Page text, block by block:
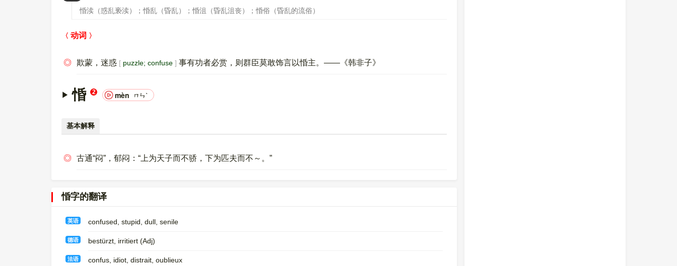
惛渎（惑乱亵渎）；惛乱（昏乱）；惛沮（昏乱沮丧）；惛俗（昏乱的流俗）
动词
◎ 欺蒙，迷惑 puzzle; confuse 事有功者必赏，则群臣莫敢饰言以惛主。——《韩非子》
惛 2 mèn ㄇㄣˋ
基本解释
◎ 古通“闷”，郁闷：“上为天子而不骄，下为匹夫而不～。”
惛字的翻译
英语 confused, stupid, dull, senile
德语 bestürzt, irritiert (Adj)
法语 confus, idiot, distrait, oublieux